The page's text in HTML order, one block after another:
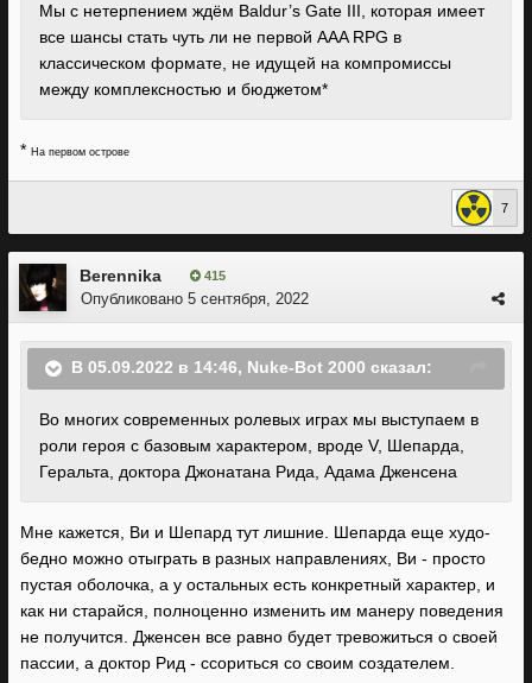
Мы с нетерпением ждём Baldur’s Gate III, которая имеет
все шансы стать чуть ли не первой AAA RPG в
классическом формате, не идущей на компромиссы
между комплексностью и бюджетом*
* На первом острове
7
Berennika 415
Опубликовано 5 сентября, 2022
В 05.09.2022 в 14:46, Nuke-Bot 2000 сказал:
Во многих современных ролевых играх мы выступаем в
роли героя с базовым характером, вроде V, Шепарда,
Геральта, доктора Джонатана Рида, Адама Дженсена
Мне кажется, Ви и Шепард тут лишние. Шепарда еще худо-
бедно можно отыграть в разных направлениях, Ви - просто
пустая оболочка, а у остальных есть конкретный характер, и
как ни старайся, полноценно изменить им манеру поведения
не получится. Дженсен все равно будет тревожиться о своей
пассии, а доктор Рид - ссориться со своим создателем.